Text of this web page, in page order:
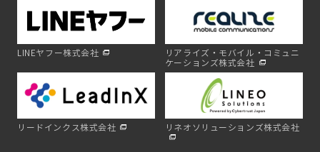
LINEヤフー株式会社
リアライズ・モバイル・コミュニ
ケーションズ株式会社
リードインクス株式会社 リネオソリューションズ株式会社